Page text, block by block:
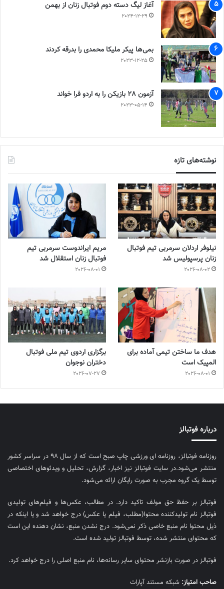
آغاز لیگ دسته دوم فوتبال زنان از بهمن
2024-12-29
بمی‌ها پیکر ملیکا محمدی را بدرقه کردند
2023-12-25
آزمون 28 بازیکن را به اردو فرا خواند
2023-05-14
نوشته‌های تازه
نیلوفر اردلان سرمربی تیم فوتبال
زنان پرسپولیس شد
2026-08-02
مریم ایراندوست سرمربی تیم
فوتبال زنان استقلال شد
2026-08-01
هدف ما ساختن تیمی آماده برای
المپیک است
2026-08-01
برگزاری اردوی تیم ملی فوتبال
دختران نوجوان
2026-07-27
درباره فوتبالز
روزنامه فوتبالز، روزنامه ای ورزشی چاپ صبح است که از سال ۹۸ در سراسر کشور
منتشر می‌شود.در سایت فوتبالز نیز اخبار، گزارش، تحلیل و ویدئوهای اختصاصی
توسط یک گروه مجرب به صورت رایگان ارائه می‌شود.
فوتبالز بر حفظ حق مولف تاکید دارد. در مطالب، عکس‌ها و فیلم‌های تولیدی
فوتبالز نام تولیدکننده محتوا(مطلب، فیلم یا عکس) درج خواهد شد و یا اینکه در
ذیل محتوا نام منبع خاصی ذکر نمی‌‎شود. درج نشدن منبع، نشان دهنده این است
که محتوای منتشر شده، توسط فوتبالز تولید شده است.
فوتبالز در صورت بازنشر محتوای سایر رسانه‌ها، نام منبع اصلی را درج خواهد کرد.
صاحب امتیاز: شبکه مستند آپارات